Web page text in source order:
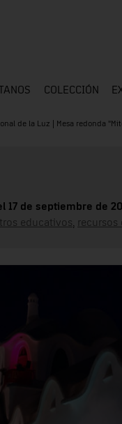
COLECCIÓN
de la Luz | Mesa redonda
17 de septiembre de
educativos recursos